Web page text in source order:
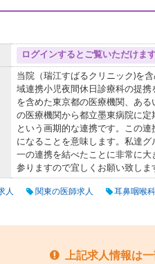
ログインするとご覧いただけま
当院（瑞江すばるクリニック)を
域連携小児夜間休日診療科の提
を含めた東京都の医療機関、あ
の医療機関から都立墨東病院に定
という画期的な連携です。この
になることを意味します。私達
一の連携を結べたことに非常に
参りますので宜しくお願い致しま
人 関東の医師求人 耳鼻咽喉
上記求人情報は